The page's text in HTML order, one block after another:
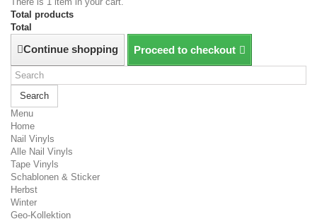
Total products
Total
Continue shopping Proceed to checkout
Search
Menu
Home
Nail Vinyls
Alle Nail Vinyls
Tape Vinyls
Schablonen & Sticker
Herbst
Winter
Geo-Kollektion